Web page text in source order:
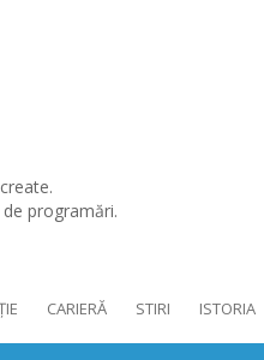
programări.
CARIERĂ STIRI ISTORIA